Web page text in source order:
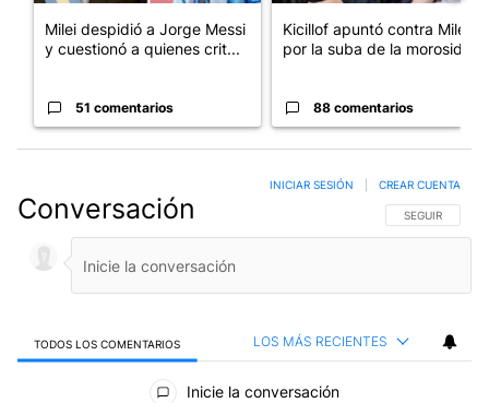
Milei despidió a Jorge Messi
y cuestionó a quienes crit...
51 comentarios
Kicillof apuntó contra Milei
por la suba de la morosida...
88 comentarios
Conversación SIGA ESTA
SEGUIR
INICIAR SESIÓN CREAR CUENTA
TODOS LOS COMENTARIOS LOS MÁS RECIENTES
Todos los comentarios
Inicie la conversación